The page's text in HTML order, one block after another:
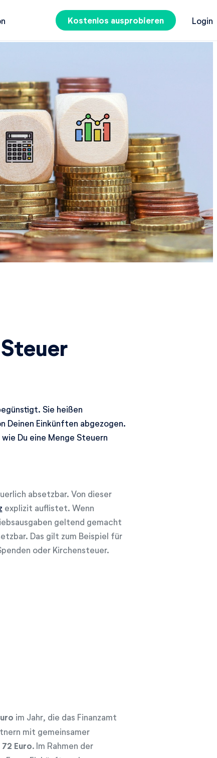
Kostenlos ausprobieren Login
Sie heißen
Deinen Einkünften abgezogen.
Du eine Menge Steuern
absetzbar. Von dieser
explizit auflistet. Wenn
geltend gemacht
Das gilt zum Beispiel für
oder Kirchensteuer.
im Jahr, die das Finanzamt
mit gemeinsamer
72 Euro. Im Rahmen der